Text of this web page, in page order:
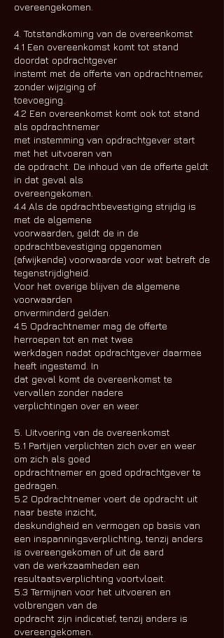
overeengekomen.
4. Totstandkoming van de overeenkomst
4.1 Een overeenkomst komt tot stand
doordat opdrachtgever
instemt met de offerte van opdrachtnemer,
zonder wijziging of
toevoeging.
4.2 Een overeenkomst komt ook tot stand
als opdrachtnemer
met instemming van opdrachtgever start
met het uitvoeren van
de opdracht. De inhoud van de offerte geldt
in dat geval als
overeengekomen.
4.4 Als de opdrachtbevestiging strijdig is
met de algemene
voorwaarden, geldt de in de
opdrachtbevestiging opgenomen
(afwijkende) voorwaarde voor wat betreft de
tegenstrijdigheid.
Voor het overige blijven de algemene
voorwaarden
onverminderd gelden.
4.5 Opdrachtnemer mag de offerte
herroepen tot en met twee
werkdagen nadat opdrachtgever daarmee
heeft ingestemd. In
dat geval komt de overeenkomst te
vervallen zonder nadere
verplichtingen over en weer.
5. Uitvoering van de overeenkomst
5.1 Partijen verplichten zich over en weer
om zich als goed
opdrachtnemer en goed opdrachtgever te
gedragen.
5.2 Opdrachtnemer voert de opdracht uit
naar beste inzicht,
deskundigheid en vermogen op basis van
een inspanningsverplichting, tenzij anders
is overeengekomen of uit de aard
van de werkzaamheden een
resultaatsverplichting voortvloeit.
5.3 Termijnen voor het uitvoeren en
volbrengen van de
opdracht zijn indicatief, tenzij anders is
overeengekomen.